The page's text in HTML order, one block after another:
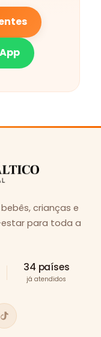
crianças e
para toda a
34 países
já atendidos